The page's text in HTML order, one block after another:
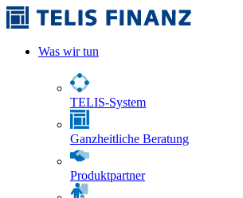
Was wir tun
TELIS-System
Ganzheitliche Beratung
Produktpartner